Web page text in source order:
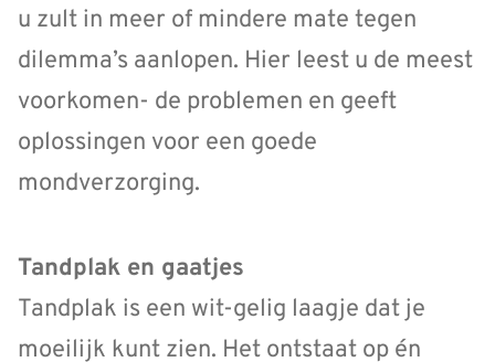
u zult in meer of mindere mate tegen
dilemma’s aanlopen. Hier leest u de meest
voorkomen- de problemen en geeft
oplossingen voor een goede
mondverzorging.
Tandplak en gaatjes
Tandplak is een wit-gelig laagje dat je
moeilijk kunt zien. Het ontstaat op én